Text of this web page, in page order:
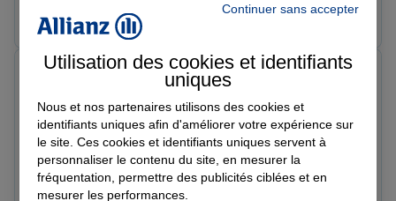
Prendre un RDV Voir l'agence
Le 26/03/2026 - Agence LONGEVILLE LES METZ
Je suis tombée sur Léa, qui, professionnelle, sérieuse et
rigoureuse dans son travail, m'a été de bon conseil, en
plus d'être fortement sympathique!
Aker B.
Prendre un RDV Voir l'agence
Continuer sans accepter
Utilisation des cookies et identifiants
uniques
Nous et nos partenaires utilisons des cookies et
identifiants uniques afin d'améliorer votre expérience sur
le site. Ces cookies et identifiants uniques servent à
personnaliser le contenu du site, en mesurer la
fréquentation, permettre des publicités ciblées et en
mesurer les performances.